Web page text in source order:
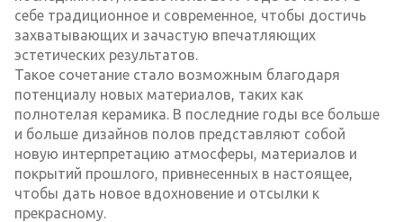
себе традиционное и современное, чтобы достичь
захватывающих и зачастую впечатляющих
эстетических результатов.
Такое сочетание стало возможным благодаря
потенциалу новых материалов, таких как
полнотелая керамика. В последние годы все больше
и больше дизайнов полов представляют собой
новую интерпретацию атмосферы, материалов и
покрытий прошлого, привнесенных в настоящее,
чтобы дать новое вдохновение и отсылки к
прекрасному.